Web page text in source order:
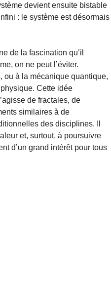
devient ensuite bistable
: le système est désormais
de la fascination qu’il
on ne peut l’éviter.
ou à la mécanique quantique,
Cette idée
de fractales, de
similaires à de
des disciplines. Il
et, surtout, à poursuivre
d’un grand intérêt pour tous